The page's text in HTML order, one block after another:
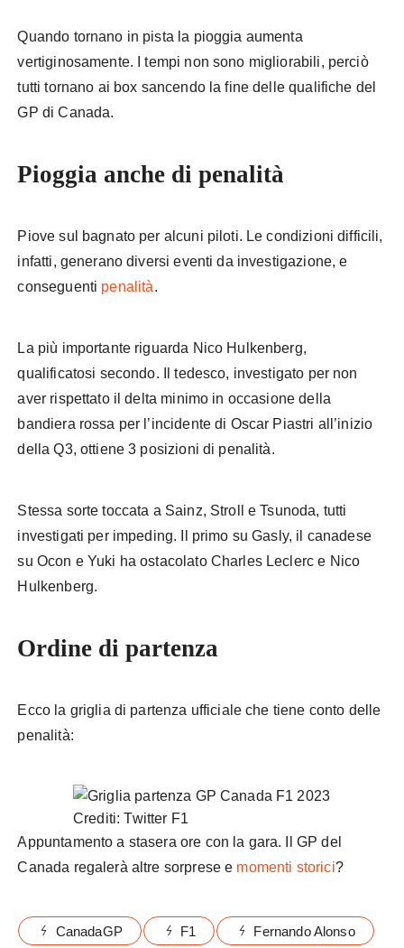
Quando tornano in pista la pioggia aumenta
vertiginosamente. I tempi non sono migliorabili, perciò
tutti tornano ai box sancendo la fine delle qualifiche del
GP di Canada.
Pioggia anche di penalità
Piove sul bagnato per alcuni piloti. Le condizioni difficili,
infatti, generano diversi eventi da investigazione, e
conseguenti penalità.
La più importante riguarda Nico Hulkenberg,
qualificatosi secondo. Il tedesco, investigato per non
aver rispettato il delta minimo in occasione della
bandiera rossa per l’incidente di Oscar Piastri all’inizio
della Q3, ottiene 3 posizioni di penalità.
Stessa sorte toccata a Sainz, Stroll e Tsunoda, tutti
investigati per impeding. Il primo su Gasly, il canadese
su Ocon e Yuki ha ostacolato Charles Leclerc e Nico
Hulkenberg.
Ordine di partenza
Ecco la griglia di partenza ufficiale che tiene conto delle
penalità:
Crediti: Twitter F1
Appuntamento a stasera ore con la gara. Il GP del
Canada regalerà altre sorprese e momenti storici?
CanadaGP F1 Fernando Alonso